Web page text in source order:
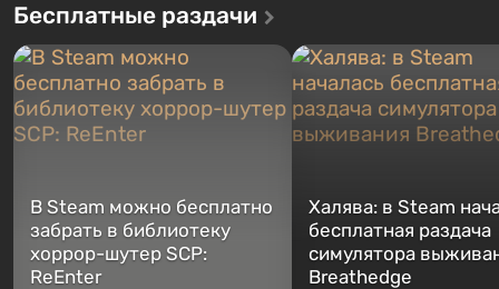
Бесплатные раздачи
В Steam можно бесплатно
забрать в библиотеку
хоррор-шутер SCP:
ReEnter
Халява: в Steam
бесплатная раздача
симулятора
Breathedge